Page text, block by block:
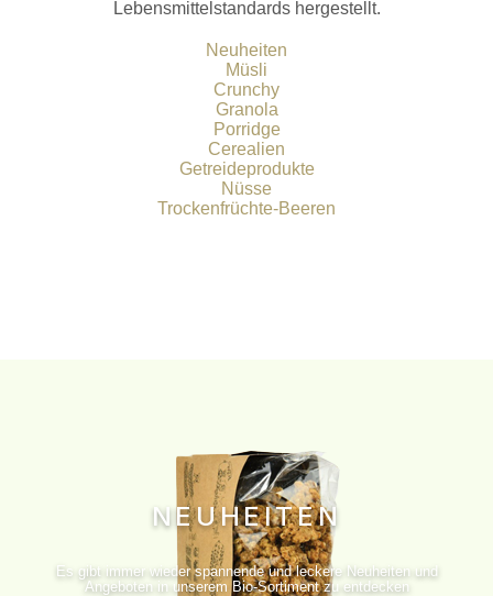
Lebensmittelstandards hergestellt.
Neuheiten
Müsli
Crunchy
Granola
Porridge
Cerealien
Getreideprodukte
Nüsse
Trockenfrüchte-Beeren
NEUHEITEN
Es gibt immer wieder spannende und leckere Neuheiten und
Angeboten in unserem Bio-Sortiment zu entdecken